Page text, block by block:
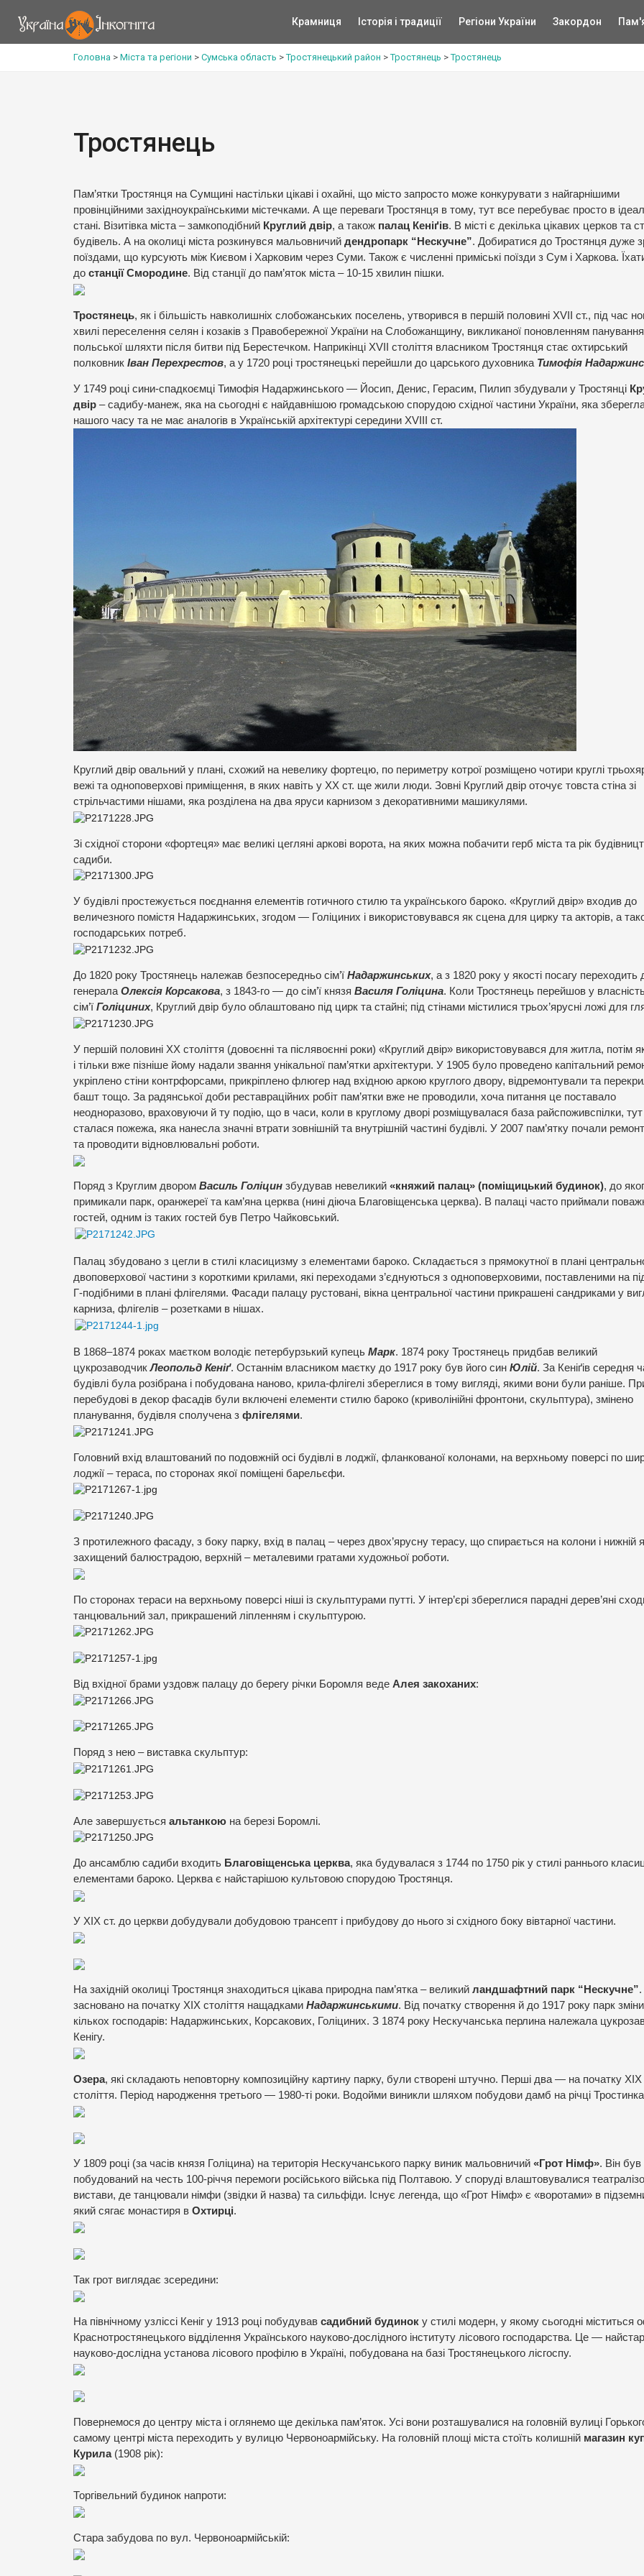
Крамниця Історія і традиції Регіони України Закордон
Головна > Міста та регіони > Сумська область >Тростянецький район >Тростянець >Тростянець
Тростянець
Пам’ятки Тростянця на Сумщині настільки цікаві і охайні, що місто запросто може конкурувати з найгарнішими
провінційними західноукраїнськими містечками. А ще переваги Тростянця в тому, тут все перебуває просто в
стані. Візитівка міста – замкоподібний Круглий двір, а також палац Кеніґів. В місті є декілька цікавих церков та
будівель. А на околиці міста розкинувся мальовничий дендропарк “Нескучне”. Добиратися до Тростянця дуже
поїздами, що курсують між Києвом і Харковим через Суми. Також є численні приміські поїзди з Сум і Харкова.
до станції Смородине. Від станції до пам’яток міста – 10-15 хвилин пішки.
Тростянець, як і більшість навколишніх слобожанських поселень, утворився в першій половині XVII ст., під час
хвилі переселення селян і козаків з Правобережної України на Слобожанщину, викликаної поновленням панування
польської шляхти після битви під Берестечком. Наприкінці XVII століття власником Тростянця стає охтирський
полковник Іван Перехрестов, а у 1720 році тростянецькі перейшли до царського духовника Тимофія
У 1749 році сини-спадкоємці Тимофія Надаржинського — Йосип, Денис, Герасим, Пилип збудували у Тростянці
двір – садибу-манеж, яка на сьогодні є найдавнішою громадською спорудою східної частини України, яка
нашого часу та не має аналогів в Українській архітектурі середини XVIII ст.
Круглий двір овальний у плані, схожий на невелику фортецю, по периметру котрої розміщено чотири круглі
вежі та одноповерхові приміщення, в яких навіть у ХХ ст. ще жили люди. Зовні Круглий двір оточує товста стіна зі
стрільчастими нішами, яка розділена на два яруси карнизом з декоративними машикулями.
Зі східної сторони «фортеця» має великі цегляні аркові ворота, на яких можна побачити герб міста та рік
садиби.
У будівлі простежується поєднання елементів готичного стилю та українського бароко. «Круглий двір» входив до
величезного помістя Надаржинських, згодом — Голіциних і використовувався як сцена для цирку та акторів, а
господарських потреб.
До 1820 року Тростянець належав безпосередньо сім’ї Надаржинських, а з 1820 року у якості посагу переходить
генерала Олексія Корсакова, з 1843-го — до сім’ї князя Василя Голіцина. Коли Тростянець перейшов у
сім’ї Голіциних, Круглий двір було облаштовано під цирк та стайні; під стінами містилися трьох’ярусні ложі для
У першій половині ХХ століття (довоєнні та післявоєнні роки) «Круглий двір» використовувався для житла, потім
і тільки вже пізніше йому надали звання унікальної пам’ятки архітектури. У 1905 було проведено капітальний
укріплено стіни контрфорсами, прикріплено флюгер над вхідною аркою круглого двору, відремонтували та
башт тощо. За радянської доби реставраційних робіт пам’ятки вже не проводили, хоча питання це поставало
неодноразово, враховуючи й ту подію, що в часи, коли в круглому дворі розміщувалася база райспоживспілки, тут
сталася пожежа, яка нанесла значні втрати зовнішній та внутрішній частині будівлі. У 2007 пам’ятку почали
та проводити відновлювальні роботи.
Поряд з Круглим двором Василь Голіцин збудував невеликий «княжий палац» (поміщицький будинок), до
примикали парк, оранжереї та кам’яна церква (нині діюча Благовіщенська церква). В палаці часто приймали
гостей, одним із таких гостей був Петро Чайковський.
Палац збудовано з цегли в стилі класицизму з елементами бароко. Складається з прямокутної в плані
двоповерхової частини з короткими крилами, які переходами з’єднуються з одноповерховими, поставленими на
Г-подібними в плані флігелями. Фасади палацу рустовані, вікна центральної частини прикрашені сандриками у
карниза, флігелів – розетками в нішах.
В 1868–1874 роках маєтком володіє петербурзький купець Марк. 1874 року Тростянець придбав великий
цукрозаводчикЛеопольд Кеніґ. Останнім власником маєтку до 1917 року був його син Юлій. За Кеніґів середня
будівлі була розібрана і побудована наново, крила-флігелі збереглися в тому вигляді, якими вони були раніше.
перебудові в декор фасадів були включені елементи стилю бароко (криволінійні фронтони, скульптура), змінено
планування, будівля сполучена з флігелями.
Головний вхід влаштований по подовжній осі будівлі в лоджії, фланкованої колонами, на верхньому поверсі по
лоджії – тераса, по сторонах якої поміщені барельєфи.
З протилежного фасаду, з боку парку, вхід в палац – через двох’ярусну терасу, що спирається на колони і нижній
захищений балюстрадою, верхній – металевими гратами художньої роботи.
По сторонах тераси на верхньому поверсі ніші із скульптурами путті. У інтер’єрі збереглися парадні дерев’яні
танцювальний зал, прикрашений ліпленням і скульптурою.
Від вхідної брами уздовж палацу до берегу річки Боромля веде Алея закоханих:
Поряд з нею – виставка скульптур:
Але завершується альтанкою на березі Боромлі.
До ансамблю садиби входить Благовіщенська церква, яка будувалася з 1744 по 1750 рік у стилі раннього
елементами бароко. Церква є найстарішою культовою спорудою Тростянця.
У XIX ст. до церкви добудували добудовою трансепт і прибудову до нього зі східного боку вівтарної частини.
На західній околиці Тростянця знаходиться цікава природна пам’ятка – великий ландшафтний парк “Нескучне”
засновано на початку XIX століття нащадками Надаржинськими. Від початку створення й до 1917 року парк
кількох господарів: Надаржинських, Корсакових, Голіциних. З 1874 року Нескучанська перлина належала
Кенігу.
Озера, які складають неповторну композиційну картину парку, були створені штучно. Перші два — на початку XIX
століття. Період народження третього — 1980-ті роки. Водойми виникли шляхом побудови дамб на річці
У 1809 році (за часів князя Голіцина) на територія Нескучанського парку виник мальовничий «Грот Німф». Він був
побудований на честь 100-річчя перемоги російського війська під Полтавою. У споруді влаштовувалися
вистави, де танцювали німфи (звідки й назва) та сильфіди. Існує легенда, що «Грот Німф» є «воротами» в
який сягає монастиря в Охтирці.
Так грот виглядає зсередини:
На північному узліссі Кеніг у 1913 році побудував садибний будинок у стилі модерн, у якому сьогодні міститься
Краснотростянецького відділення Українського науково-дослідного інституту лісового господарства. Це —
науково-дослідна установа лісового профілю в Україні, побудована на базі Тростянецького лісгоспу.
Повернемося до центру міста і оглянемо ще декілька пам’яток. Усі вони розташувалися на головній вулиці
самому центрі міста переходить у вулицю Червоноармійську. На головній площі міста стоїть колишній магазин
Курила(1908 рік):
Торгівельний будинок напроти:
Стара забудова по вул. Червоноармійській: